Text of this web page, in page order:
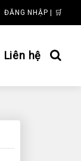
ĐĂNG NHẬP 🛒
Liên hệ